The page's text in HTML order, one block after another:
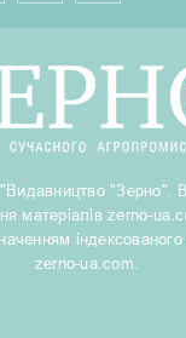
"Зерно".
матеріалів zerno-
zerno-ua.com.